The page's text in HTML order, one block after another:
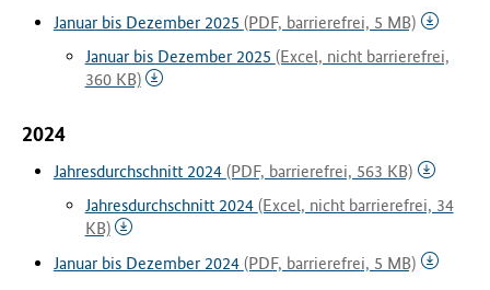
(
Januar bis Dezember 2025 (PDF, barrierefrei, 5 MB)
Januar bis Dezember 2025 (Excel, nicht barrierefrei,
360 KB)
2024
Jahresdurchschnitt 2024 (PDF, barrierefrei, 563 KB)
Jahresdurchschnitt 2024 (Excel, nicht barrierefrei, 34
KB)
Januar bis Dezember 2024 (PDF, barrierefrei, 5 MB)